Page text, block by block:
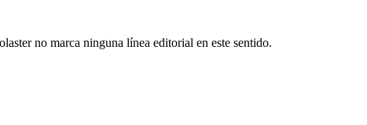
no marca ninguna línea editorial en este sentido.